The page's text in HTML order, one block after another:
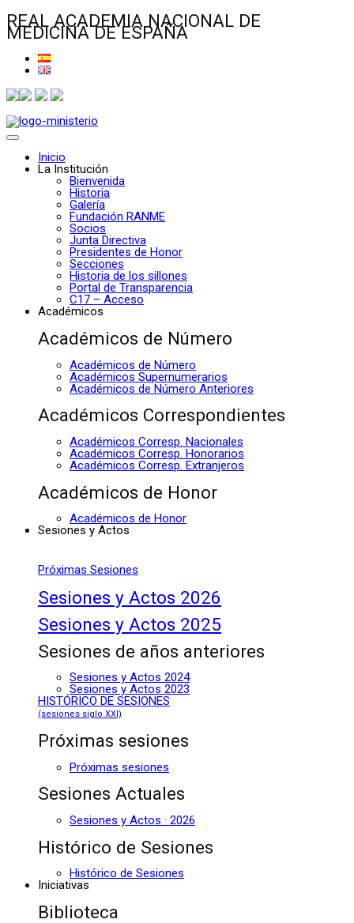
REAL ACADEMIA NACIONAL DE
MEDICINA DE ESPAÑA
Inicio
La Institución
Bienvenida
Historia
Galería
Fundación RANME
Socios
Junta Directiva
Presidentes de Honor
Secciones
Historia de los sillones
Portal de Transparencia
C17 – Acceso
Académicos
Académicos de Número
Académicos de Número
Académicos Supernumerarios
Académicos de Número Anteriores
Académicos Correspondientes
Académicos Corresp. Nacionales
Académicos Corresp. Honorarios
Académicos Corresp. Extranjeros
Académicos de Honor
Académicos de Honor
Sesiones y Actos
Próximas Sesiones
Sesiones y Actos 2026
Sesiones y Actos 2025
Sesiones de años anteriores
Sesiones y Actos 2024
Sesiones y Actos 2023
HISTÓRICO DE SESIONES
(sesiones siglo XXI)
Próximas sesiones
Próximas sesiones
Sesiones Actuales
Sesiones y Actos · 2026
Histórico de Sesiones
Histórico de Sesiones
Iniciativas
Biblioteca